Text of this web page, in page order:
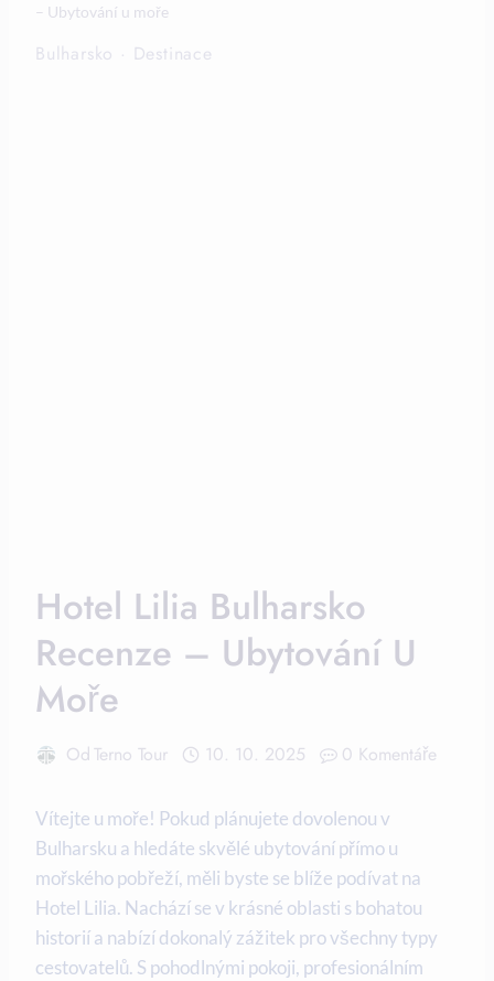
– Ubytování u moře
Bulharsko · Destinace
Hotel Lilia Bulharsko
Recenze – Ubytování U
Moře
OdTerno Tour 10. 10. 2025 0 Komentáře
Vítejte u moře! Pokud plánujete dovolenou v
Bulharsku a hledáte skvělé ubytování přímo u
mořského pobřeží, měli byste se blíže podívat na
Hotel Lilia. Nachází se v krásné oblasti s bohatou
historií a nabízí dokonalý zážitek pro všechny typy
cestovatelů. S pohodlnými pokoji, profesionálním